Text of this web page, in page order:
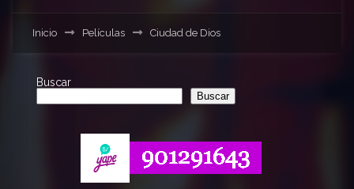
Inicio Películas Ciudad de Dios
Buscar
Buscar